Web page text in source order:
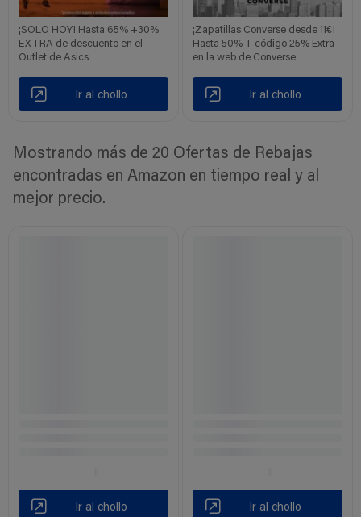
¡SOLO HOY! Hasta 65% +30%
EXTRA de descuento en el
Outlet de Asics
Ir al chollo
¡Zapatillas Converse desde 11€!
Hasta 50% + código 25% Extra
en la web de Converse
Ir al chollo
Mostrando más de 20 Ofertas de Rebajas
encontradas en Amazon en tiempo real y al
mejor precio.
Ir al chollo Ir al chollo